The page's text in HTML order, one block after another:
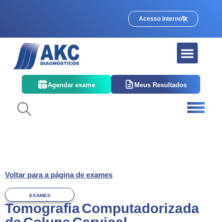
Acesso interno
Agendar exame Meus Resultados
Voltar para a página de exames
EXAMES
Tomografia Computadorizada